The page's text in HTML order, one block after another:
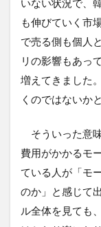
も伸びていく市
で売る側も個人
リの影響もあっ
増えてきました
くのではないか
そういった意
費用がかかるモ
ている人が「モ
のか」と感じて
ル全体を見ても